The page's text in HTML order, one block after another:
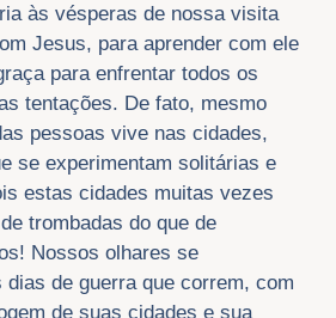
às vésperas de nossa visita
Jesus, para aprender com ele
para enfrentar todos os
tentações. De fato, mesmo
pessoas vive nas cidades,
se experimentam solitárias e
estas cidades muitas vezes
trombadas do que de
Nossos olhares se
dias de guerra que correm, com
de suas cidades e sua